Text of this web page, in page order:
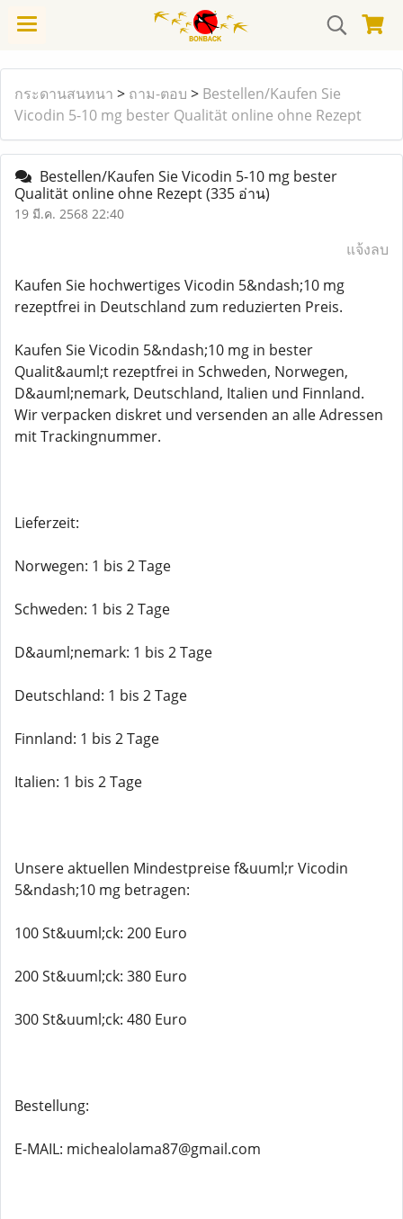
กระดานสนทนา > ถาม-ตอบ > Bestellen/Kaufen Sie
Vicodin 5-10 mg bester Qualität online ohne Rezept
Bestellen/Kaufen Sie Vicodin 5-10 mg bester
Qualität online ohne Rezept(335 อ่าน)
19 มี.ค. 2568 22:40
แจ้งลบ
Kaufen Sie hochwertiges Vicodin 5&ndash;10 mg
rezeptfrei in Deutschland zum reduzierten Preis.
Kaufen Sie Vicodin 5&ndash;10 mg in bester
Qualit&auml;t rezeptfrei in Schweden, Norwegen,
D&auml;nemark, Deutschland, Italien und Finnland.
Wir verpacken diskret und versenden an alle Adressen
mit Trackingnummer.
Lieferzeit:
Norwegen: 1 bis 2 Tage
Schweden: 1 bis 2 Tage
D&auml;nemark: 1 bis 2 Tage
Deutschland: 1 bis 2 Tage
Finnland: 1 bis 2 Tage
Italien: 1 bis 2 Tage
Unsere aktuellen Mindestpreise f&uuml;r Vicodin
5&ndash;10 mg betragen:
100 St&uuml;ck: 200 Euro
200 St&uuml;ck: 380 Euro
300 St&uuml;ck: 480 Euro
Bestellung:
E-MAIL: michealolama87@gmail.com